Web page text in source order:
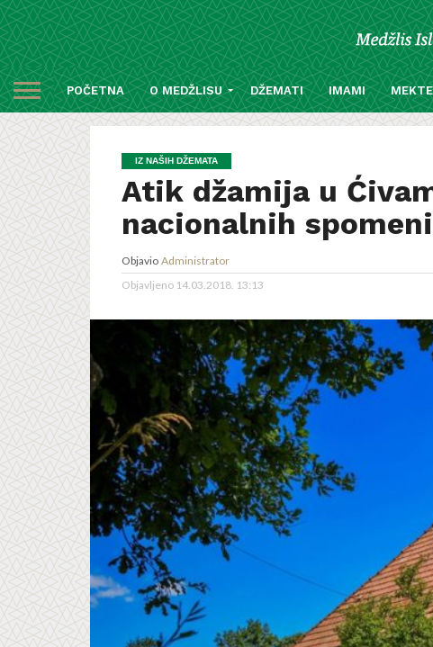
POČETNA O MEDŽLISU DŽEMATI IMAMI
IZ NAŠIH DŽEMATA
Atik džamija u
nacionalnih
Objavio Administrator
Objavljeno 14.03.2018. 13:13